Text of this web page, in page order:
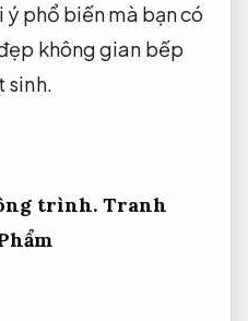
phổ biến mà bạn có
không gian bếp
sinh.
trình. Tranh